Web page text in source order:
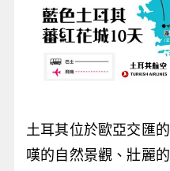
土耳其位於歐亞交匯
嘆的自然景觀、壯麗